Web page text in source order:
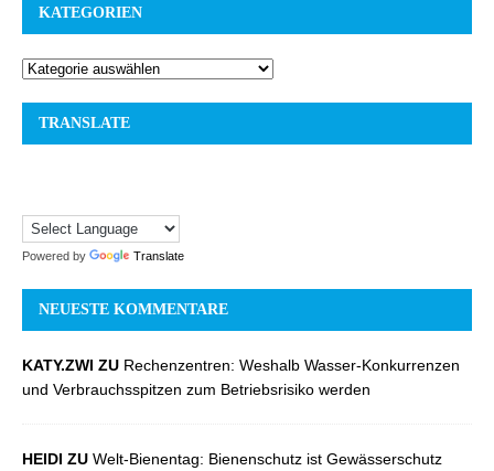
KATEGORIEN
TRANSLATE
Powered by Translate
NEUESTE KOMMENTARE
KATY.ZWI ZU Rechenzentren: Weshalb Wasser-Konkurrenzen
und Verbrauchsspitzen zum Betriebsrisiko werden
HEIDI ZU Welt-Bienentag: Bienenschutz ist Gewässerschutz